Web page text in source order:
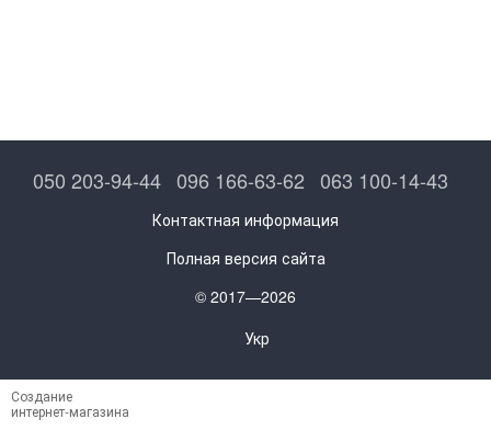
050 203-94-44 096 166-63-62 063 100-14-43
Контактная информация
Полная версия сайта
© 2017—2026
Укр
Создание
интернет-магазина